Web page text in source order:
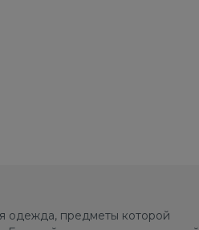
одежда, предметы которой